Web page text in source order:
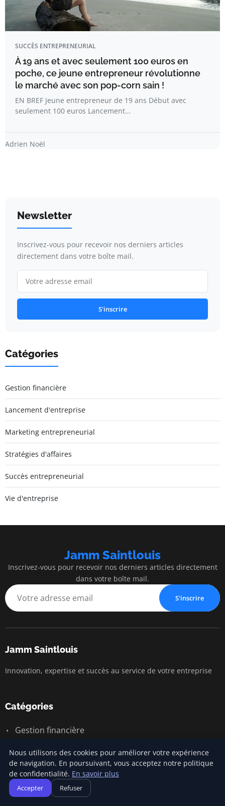
SUCCÈS ENTREPRENEURIAL
À 19 ans et avec seulement 100 euros en
poche, ce jeune entrepreneur révolutionne
le marché avec son pop-corn sain !
EN BREF Jeune entrepreneur de 19 ans Début avec
seulement 100 euros Lancement…
Adrien Noël
Newsletter
Inscrivez-vous pour recevoir nos derniers articles
directement dans votre boîte mail.
S'inscrire
Catégories
Gestion financière
Lancement d'entreprise
Marketing entrepreneurial
Stratégies d'affaires
Succès entrepreneurial
Vie d'entreprise
Jamm Saintlouis
Inscrivez-vous pour recevoir nos derniers articles directement
dans votre boîte mail.
S'inscrire
Jamm Saintlouis
Innovation, expertise et succès au service de votre entreprise
Catégories
Gestion financière
Lancement d'entreprise
Marketing entrepreneurial
Stratégies d'affaires
Succès entrepreneurial
Nous utilisons des cookies pour améliorer votre expérience
de navigation. En poursuivant, vous acceptez notre politique
de confidentialité. En savoir plus
Accepter Refuser